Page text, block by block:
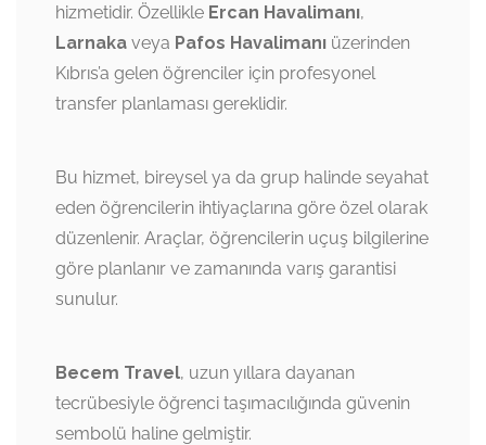
hizmetidir. Özellikle Ercan Havalimanı,
Larnaka veya Pafos Havalimanı üzerinden
Kıbrıs’a gelen öğrenciler için profesyonel
transfer planlaması gereklidir.
Bu hizmet, bireysel ya da grup halinde seyahat
eden öğrencilerin ihtiyaçlarına göre özel olarak
düzenlenir. Araçlar, öğrencilerin uçuş bilgilerine
göre planlanır ve zamanında varış garantisi
sunulur.
Becem Travel, uzun yıllara dayanan
tecrübesiyle öğrenci taşımacılığında güvenin
sembolü haline gelmiştir.